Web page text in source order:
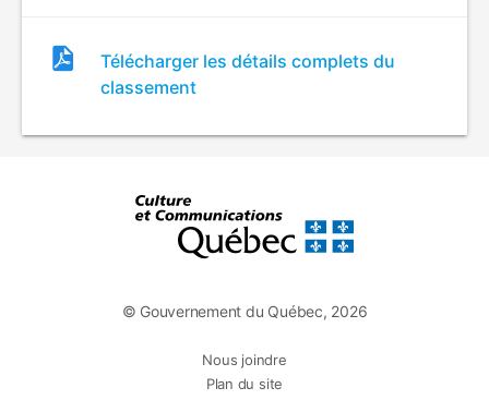
Fichier
de
classement
Télécharger les détails complets du
classement
© Gouvernement du Québec, 2026
Nous joindre
Plan du site